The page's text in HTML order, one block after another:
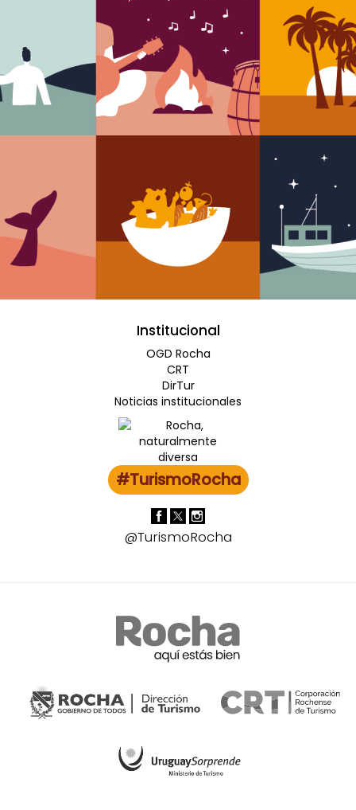
Institucional
OGD Rocha
CRT
DirTur
Noticias institucionales
#TurismoRocha
@TurismoRocha